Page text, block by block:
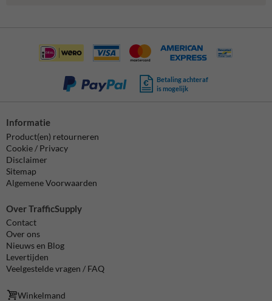
Betaling achteraf
is mogelijk
Informatie
Product(en) retourneren
Cookie / Privacy
Disclaimer
Sitemap
Algemene Voorwaarden
Over TrafficSupply
Contact
Over ons
Nieuws en Blog
Levertijden
Veelgestelde vragen / FAQ
Winkelmand